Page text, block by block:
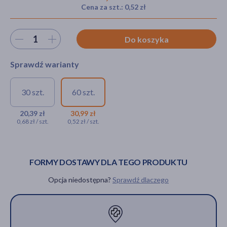
Hit
Cena za szt.: 0,52 zł
Wybierz ilość Do koszyka
Sprawdź warianty
30 szt.
20,39 zł
0,68 zł / szt.
Menachinox K2 + D3 2000,
kapsułki miękkie, 30 szt.
60 szt.
30,99 zł
0,52 zł / szt.
FORMY DOSTAWY DLA TEGO PRODUKTU
Opcja niedostępna? Sprawdź dlaczego